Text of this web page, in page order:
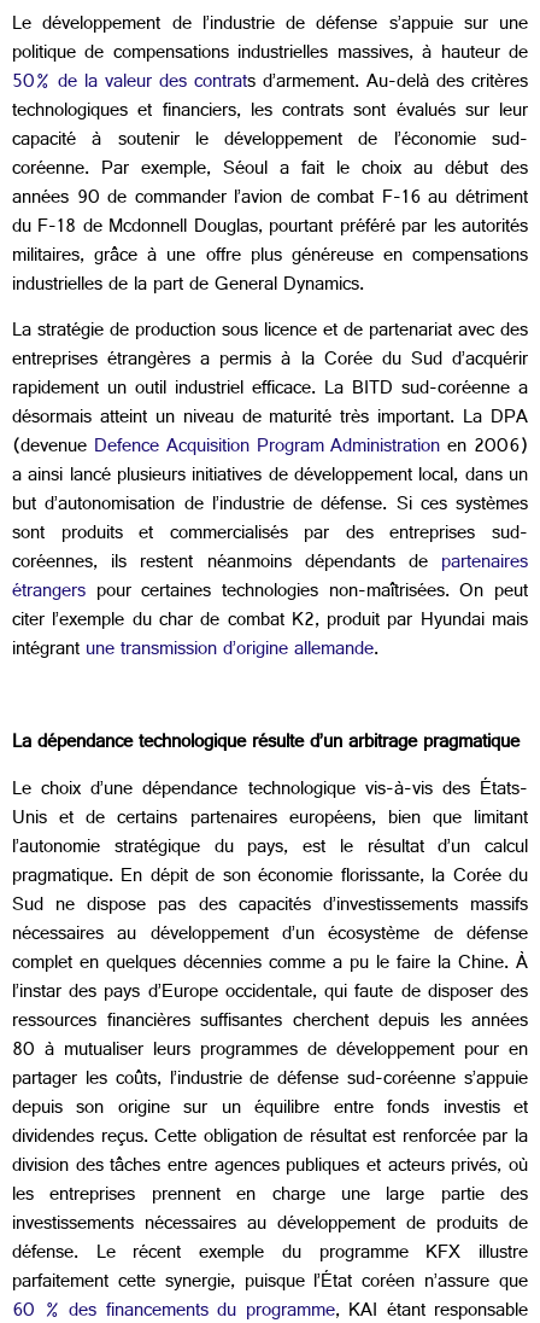
Le développement de l’industrie de défense s’appuie sur une
politique de compensations industrielles massives, à hauteur de
50% de la valeur des contrats d’armement. Au-delà des critères
technologiques et financiers, les contrats sont évalués sur leur
capacité à soutenir le développement de l’économie sud-
coréenne. Par exemple, Séoul a fait le choix au début des
années 90 de commander l’avion de combat F-16 au détriment
du F-18 de Mcdonnell Douglas, pourtant préféré par les autorités
militaires, grâce à une offre plus généreuse en compensations
industrielles de la part de General Dynamics.
La stratégie de production sous licence et de partenariat avec des
entreprises étrangères a permis à la Corée du Sud d’acquérir
rapidement un outil industriel efficace. La BITD sud-coréenne a
désormais atteint un niveau de maturité très important. La DPA
(devenue Defence Acquisition Program Administrationen 2006)
a ainsi lancé plusieurs initiatives de développement local, dans un
but d’autonomisation de l’industrie de défense. Si ces systèmes
sont produits et commercialisés par des entreprises sud-
coréennes, ils restent néanmoins dépendants de partenaires
étrangers pour certaines technologies non-maîtrisées. On peut
citer l’exemple du char de combat K2, produit par Hyundai mais
intégrantune transmission d’origine allemande.
La dépendance technologique résulte d’un arbitrage pragmatique
Le choix d’une dépendance technologique vis-à-vis des États-
Unis et de certains partenaires européens, bien que limitant
l’autonomie stratégique du pays, est le résultat d’un calcul
pragmatique. En dépit de son économie florissante, la Corée du
Sud ne dispose pas des capacités d’investissements massifs
nécessaires au développement d’un écosystème de défense
complet en quelques décennies comme a pu le faire la Chine. À
l’instar des pays d’Europe occidentale, qui faute de disposer des
ressources financières suffisantes cherchent depuis les années
80 à mutualiser leurs programmes de développement pour en
partager les coûts, l’industrie de défense sud-coréenne s’appuie
depuis son origine sur un équilibre entre fonds investis et
dividendes reçus. Cette obligation de résultat est renforcée par la
division des tâches entre agences publiques et acteurs privés, où
les entreprises prennent en charge une large partie des
investissements nécessaires au développement de produits de
défense. Le récent exemple du programme KFX illustre
parfaitement cette synergie, puisque l’État coréen n’assure que
60 % des financements du programme, KAI étant responsable